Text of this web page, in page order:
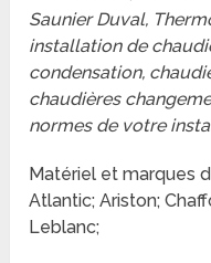
Saunier Duval,
installation de
condensation,
chaudières
normes de votre
Matériel et marques
Atlantic; Ariston;
Leblanc;